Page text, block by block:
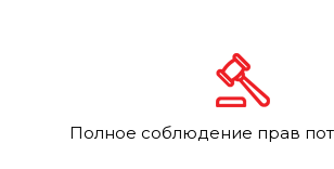
Полное соблюдение прав